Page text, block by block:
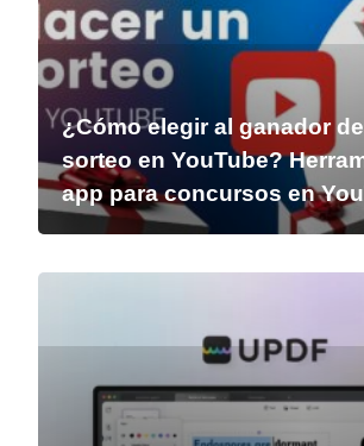
¿Cómo elegir al ganador
sorteo en YouTube?
app para concursos en